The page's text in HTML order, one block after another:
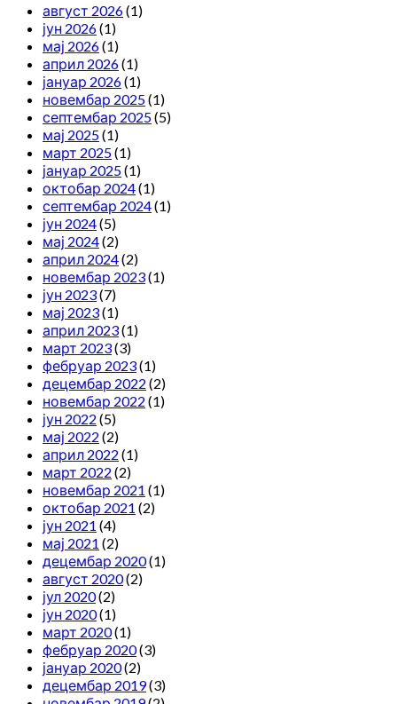
август 2026(1)
јун 2026(1)
мај 2026(1)
април 2026(1)
јануар 2026(1)
новембар 2025(1)
септембар 2025(5)
мај 2025(1)
март 2025(1)
јануар 2025(1)
октобар 2024(1)
септембар 2024(1)
јун 2024(5)
мај 2024(2)
април 2024(2)
новембар 2023(1)
јун 2023(7)
мај 2023(1)
април 2023(1)
март 2023(3)
фебруар 2023(1)
децембар 2022 (2)
новембар 2022 (1)
јун 2022 (5)
мај 2022 (2)
април 2022 (1)
март 2022 (2)
новембар 2021 (1)
октобар 2021 (2)
јун 2021 (4)
мај 2021 (2)
децембар 2020(1)
август 2020(2)
јул 2020(2)
јун 2020(1)
март 2020(1)
фебруар 2020(3)
јануар 2020(2)
децембар 2019(3)